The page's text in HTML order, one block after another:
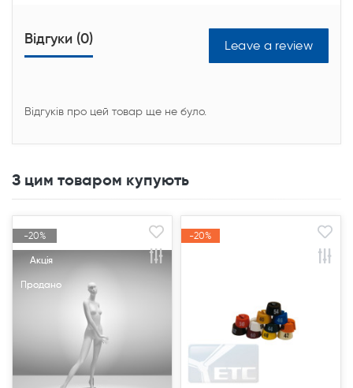
Відгуки (0) Leave a review
Відгуків про цей товар ще не було.
З цим товаром купують
-20%
Акція
Продано
-20%
Акція
Продано
-20%
-20%